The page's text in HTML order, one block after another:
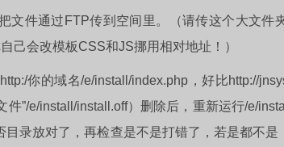
文件通过FTP传到空间里。（请传这个大文件
己会改模板CSS和JS挪用相对地址！）
你的域名/e/install/index.php，好比http://
件”/e/install/install.off）删除后，重新运行/e/
录放对了，再检查是不是打错了，若是都不